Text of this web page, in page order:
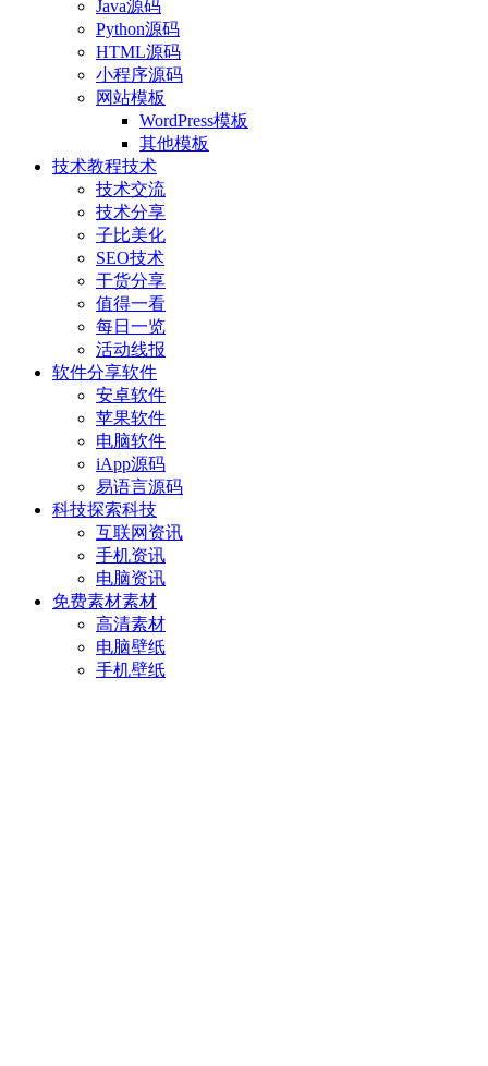
Java源码
Python源码
HTML源码
小程序源码
网站模板
WordPress模板
其他模板
技术教程技术
技术交流
技术分享
子比美化
SEO技术
干货分享
值得一看
每日一览
活动线报
软件分享软件
安卓软件
苹果软件
电脑软件
iApp源码
易语言源码
科技探索科技
互联网资讯
手机资讯
电脑资讯
免费素材素材
高清素材
电脑壁纸
手机壁纸